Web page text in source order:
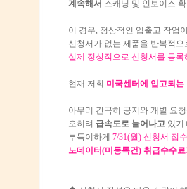
계속해서 스캐닝 및 인보이스
이 경우, 정상적인 입출고 작업
신청서가 없는 제품을 반복적으
실제 정상적으로 신청서를 등
현재 저희 미국센터에 입고되
아무리 간곡히 공지와 개별 요
오히려 급속도로 늘어나고 있기
부득이하게 7/31(월) 신청서 접
노데이터(미등록건) 취급수수